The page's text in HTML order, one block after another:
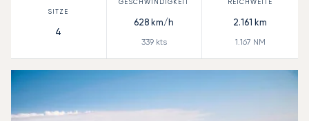
4
628 km/h
339kts
2.161 km
1.167 NM